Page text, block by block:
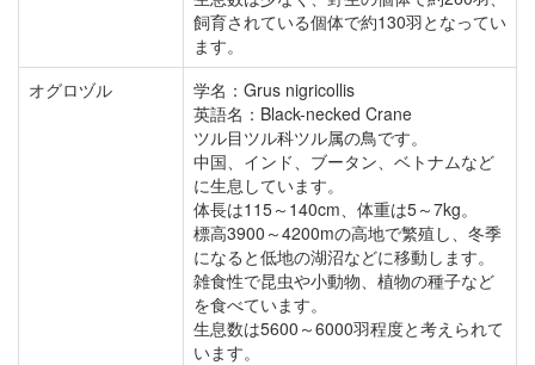
飼育されている個体で約130羽となってい
ます。
オグロヅル
学名：Grus nigricollis
英語名：Black-necked Crane
ツル目ツル科ツル属の鳥です。
中国、インド、ブータン、ベトナムなど
に生息しています。
体長は115～140cm、体重は5～7kg。
標高3900～4200mの高地で繁殖し、冬季
になると低地の湖沼などに移動します。
雑食性で昆虫や小動物、植物の種子など
を食べています。
生息数は5600～6000羽程度と考えられて
います。